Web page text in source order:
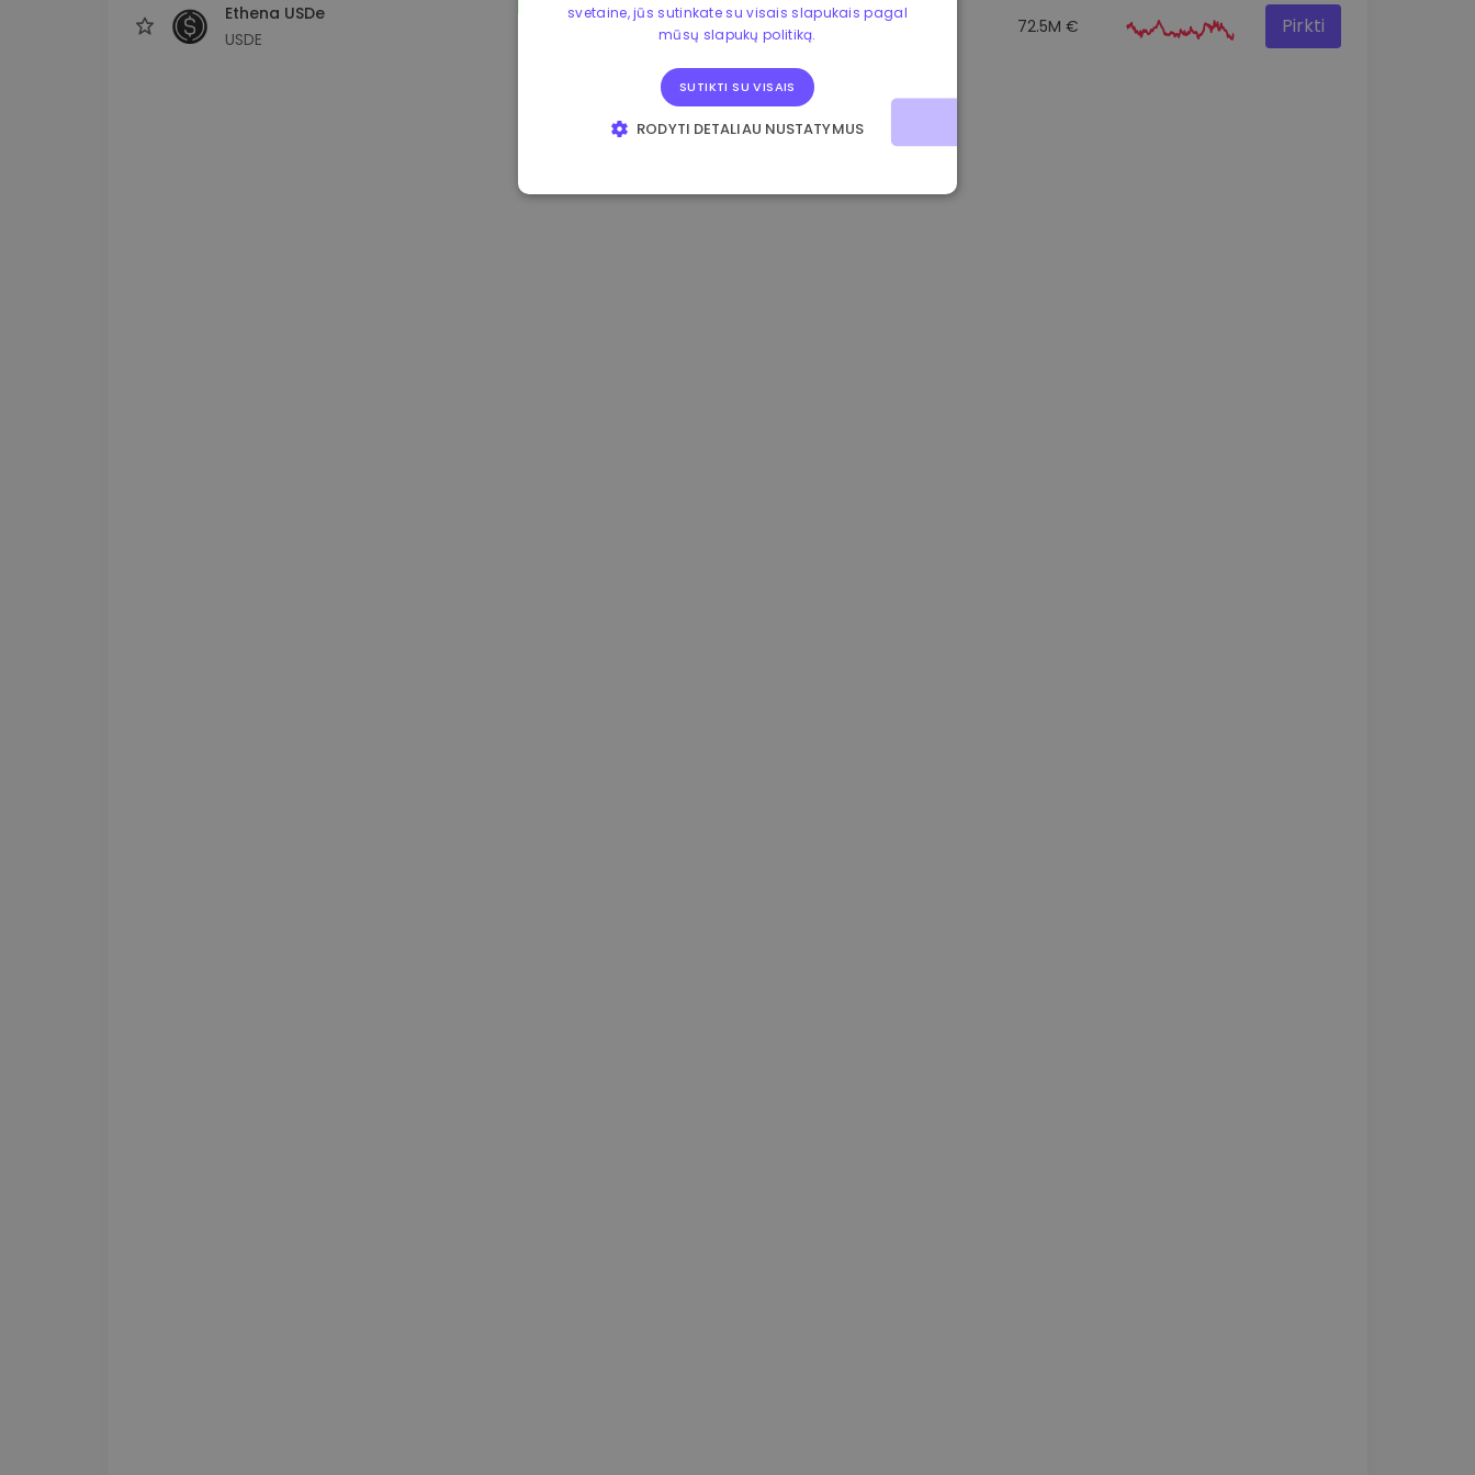
Ethena USDe
USDE
0.867648 € 0.00% 3.4B € 72.5M € Pirkti
svetaine, jūs sutinkate su visais slapukais pagal
mūsų slapukų politiką.
SUTIKTI SU VISAIS
RODYTI DETALIAU NUSTATYMUS